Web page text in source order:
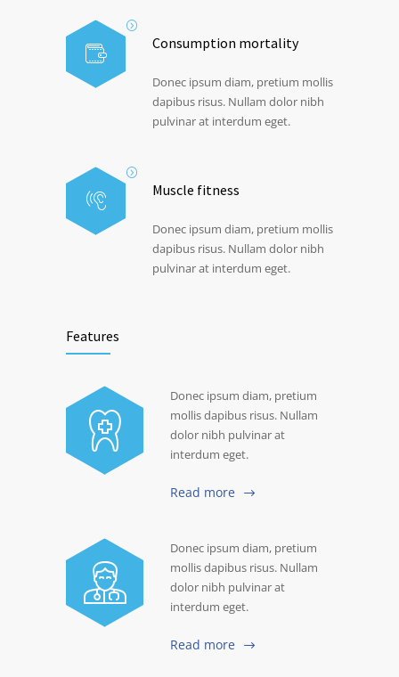
Consumption mortality
Donec ipsum diam, pretium mollis
dapibus risus. Nullam dolor nibh
pulvinar at interdum eget.
Muscle fitness
Donec ipsum diam, pretium mollis
dapibus risus. Nullam dolor nibh
pulvinar at interdum eget.
Features
Donec ipsum diam, pretium
mollis dapibus risus. Nullam
dolor nibh pulvinar at
interdum eget.
Read more
Donec ipsum diam, pretium
mollis dapibus risus. Nullam
dolor nibh pulvinar at
interdum eget.
Read more